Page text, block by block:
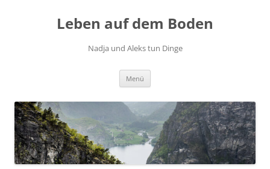
Leben auf dem Boden
Nadja und Aleks tun Dinge
Menü